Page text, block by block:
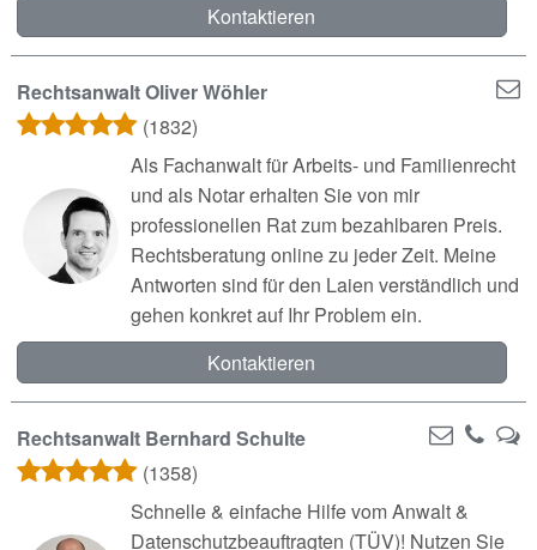
Kontaktieren
Rechtsanwalt Oliver Wöhler
(1832)
Als Fachanwalt für Arbeits- und Familienrecht
und als Notar erhalten Sie von mir
professionellen Rat zum bezahlbaren Preis.
Rechtsberatung online zu jeder Zeit. Meine
Antworten sind für den Laien verständlich und
gehen konkret auf Ihr Problem ein.
Kontaktieren
Rechtsanwalt Bernhard Schulte
(1358)
Schnelle & einfache Hilfe vom Anwalt &
Datenschutzbeauftragten (TÜV)! Nutzen Sie